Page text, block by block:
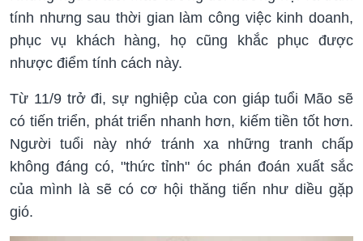
tính nhưng sau thời gian làm công việc kinh doanh,
phục vụ khách hàng, họ cũng khắc phục được
nhược điểm tính cách này.
Từ 11/9 trở đi, sự nghiệp của con giáp tuổi Mão sẽ
có tiến triển, phát triển nhanh hơn, kiếm tiền tốt hơn.
Người tuổi này nhớ tránh xa những tranh chấp
không đáng có, "thức tỉnh" óc phán đoán xuất sắc
của mình là sẽ có cơ hội thăng tiến như diều gặp
gió.